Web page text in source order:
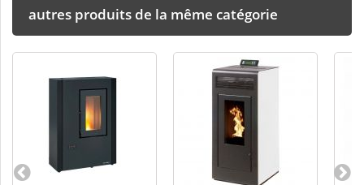
autres produits de la même catégorie